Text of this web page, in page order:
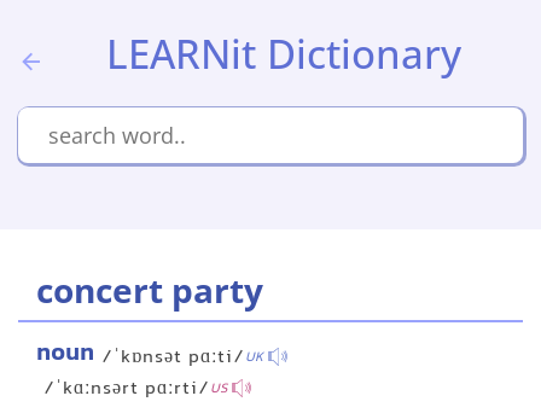
LEARNit Dictionary
concert party
noun /ˈkɒnsət pɑːti/UK
/ˈkɑːnsərt pɑːrti/US